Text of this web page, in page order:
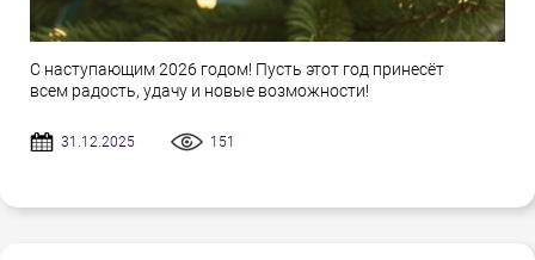
С наступающим 2026 годом! Пусть этот год принесёт
всем радость, удачу и новые возможности!
31.12.2025 151